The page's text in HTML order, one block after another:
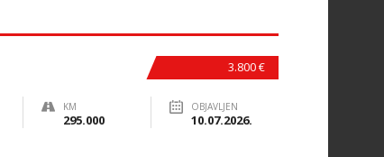
3.800 €
KM
295.000
OBJAVLJEN
10.07.2026.